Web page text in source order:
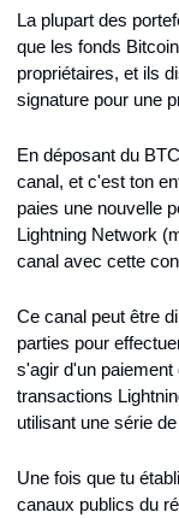
La plupart des
que les fonds
propriétaires, et ils
signature pour une
En déposant du
canal, et c'est ton
paies une nouvelle
Lightning Network
canal avec cette
Ce canal peut être
parties pour
s'agir d'un paiement
transactions
utilisant une série
Une fois que tu
canaux publics du